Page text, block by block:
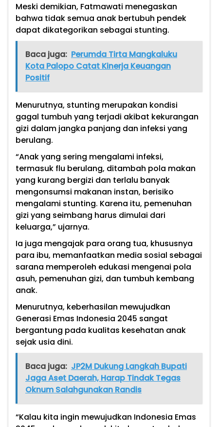
Meski demikian, Fatmawati menegaskan
bahwa tidak semua anak bertubuh pendek
dapat dikategorikan sebagai stunting.
Baca juga: Perumda Tirta Mangkaluku
Kota Palopo Catat Kinerja Keuangan
Positif
Menurutnya, stunting merupakan kondisi
gagal tumbuh yang terjadi akibat kekurangan
gizi dalam jangka panjang dan infeksi yang
berulang.
“Anak yang sering mengalami infeksi,
termasuk flu berulang, ditambah pola makan
yang kurang bergizi dan terlalu banyak
mengonsumsi makanan instan, berisiko
mengalami stunting. Karena itu, pemenuhan
gizi yang seimbang harus dimulai dari
keluarga,” ujarnya.
Ia juga mengajak para orang tua, khususnya
para ibu, memanfaatkan media sosial sebagai
sarana memperoleh edukasi mengenai pola
asuh, pemenuhan gizi, dan tumbuh kembang
anak.
Menurutnya, keberhasilan mewujudkan
Generasi Emas Indonesia 2045 sangat
bergantung pada kualitas kesehatan anak
sejak usia dini.
Baca juga: JP2M Dukung Langkah Bupati
Jaga Aset Daerah, Harap Tindak Tegas
Oknum Salahgunakan Randis
“Kalau kita ingin mewujudkan Indonesia Emas